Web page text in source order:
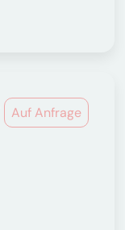
Auf Anfrage